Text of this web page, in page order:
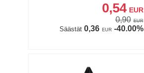
0,54 EUR
0,90 EUR
Säästät0,36 EUR -40.00%